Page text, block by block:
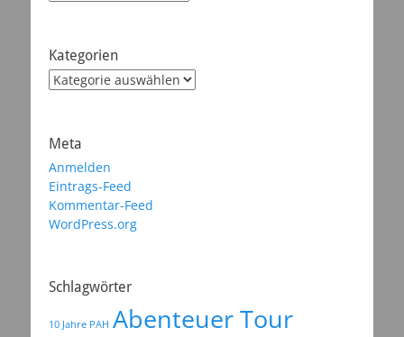
Kategorien
Kategorien
Meta
Anmelden
Eintrags-Feed
Kommentar-Feed
WordPress.org
Schlagwörter
10 Jahre PAH Abenteuer Tour